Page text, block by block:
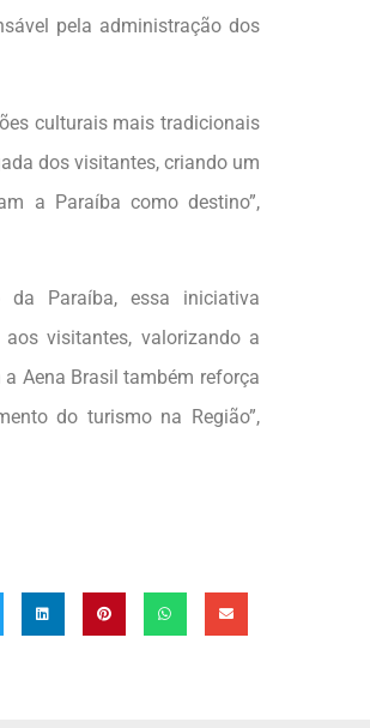
pela administração dos
culturais mais tradicionais
dos visitantes, criando um
a Paraíba como destino”,
da Paraíba, essa iniciativa
visitantes, valorizando a
Aena Brasil também reforça
do turismo na Região”,